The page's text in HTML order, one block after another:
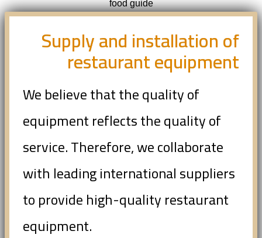
food guide
Supply and installation of
restaurant equipment
We believe that the quality of
equipment reflects the quality of
service. Therefore, we collaborate
with leading international suppliers
to provide high-quality restaurant
equipment.